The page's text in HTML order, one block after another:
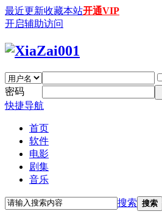
最近更新收藏本站开通VIP
开启辅助访问
密码
快捷导航
首页
软件
电影
剧集
音乐
搜索 搜索